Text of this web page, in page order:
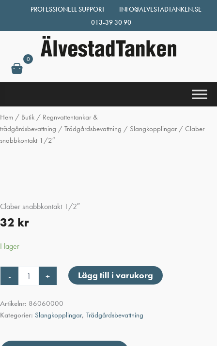
innehåll
PROFESSIONELL SUPPORT
INFO@ALVESTADTANKEN.SE
013-39 30 90
0
Hem / Butik / Regnvattentankar &
trädgårdsbevattning / Trädgårdsbevattning / Slangkopplingar/ Claber
snabbkontakt 1/2″
Claber snabbkontakt 1/2″
32 kr
I lager
-
snabbkontakt
mängd
+ Lägg till i varukorg
Artikelnr: 86060000
Kategorier: Slangkopplingar, Trädgårdsbevattning